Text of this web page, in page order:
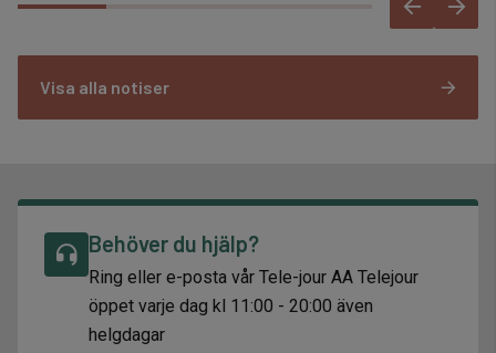
Visa alla notiser
Behöver du hjälp?
Ring eller e-posta vår Tele-jour AA Telejour
öppet varje dag kl 11:00 - 20:00 även
helgdagar